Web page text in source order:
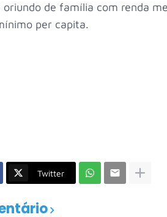
de família com renda
per capita.
Twitter